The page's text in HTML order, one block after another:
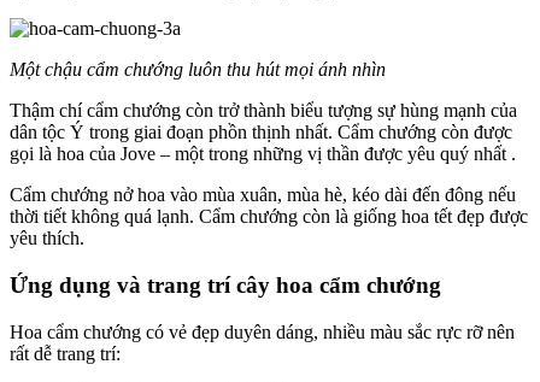
Một chậu cẩm chướng luôn thu hút mọi ánh nhìn
Thậm chí cẩm chướng còn trở thành biểu tượng sự hùng mạnh của
dân tộc Ý trong giai đoạn phồn thịnh nhất. Cẩm chướng còn được
gọi là hoa của Jove – một trong những vị thần được yêu quý nhất .
Cẩm chướng nở hoa vào mùa xuân, mùa hè, kéo dài đến đông nếu
thời tiết không quá lạnh. Cẩm chướng còn là giống hoa tết đẹp được
yêu thích.
Ứng dụng và trang trí cây hoa cẩm chướng
Hoa cẩm chướng có vẻ đẹp duyên dáng, nhiều màu sắc rực rỡ nên
rất dễ trang trí: